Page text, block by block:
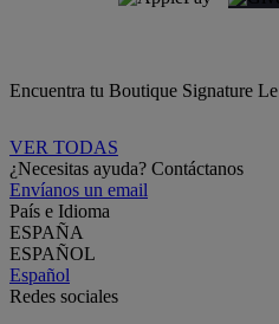
Encuentra tu Boutique Signature Le
VER TODAS
¿Necesitas ayuda? Contáctanos
Envíanos un email
País e Idioma
ESPAÑA
ESPAÑOL
Español
Redes sociales